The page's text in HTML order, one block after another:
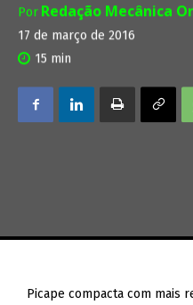
Por Redação Mecânica
17 de março de 2016
15 min
Picape compacta com mais